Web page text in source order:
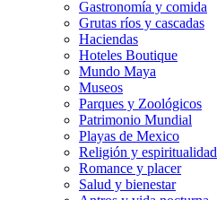
Gastronomía y comida
Grutas ríos y cascadas
Haciendas
Hoteles Boutique
Mundo Maya
Museos
Parques y Zoológicos
Patrimonio Mundial
Playas de Mexico
Religión y espiritualidad
Romance y placer
Salud y bienestar